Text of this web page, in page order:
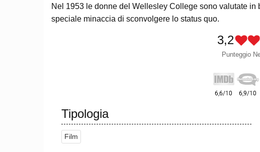
Nel 1953 le donne del Wellesley College sono valutate
speciale minaccia di sconvolgere lo status quo.
3,2
Punteggio
Tipologia
Film